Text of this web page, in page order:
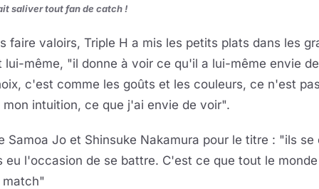
saliver tout fan de catch !
faire valoirs, Triple H a mis les petits plats dans les
lui-même, "il donne à voir ce qu'il a lui-même envie
c'est comme les goûts et les couleurs, ce n'est
intuition, ce que j'ai envie de voir".
Samoa Jo et Shinsuke Nakamura pour le titre : "ils se
eu l'occasion de se battre. C'est ce que tout le
match"